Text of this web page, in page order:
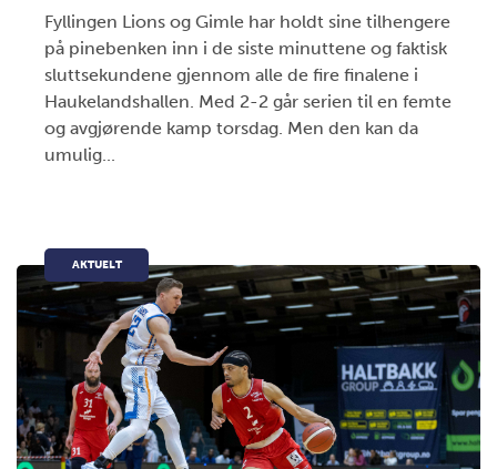
Fyllingen Lions og Gimle har holdt sine tilhengere
på pinebenken inn i de siste minuttene og faktisk
sluttsekundene gjennom alle de fire finalene i
Haukelandshallen. Med 2-2 går serien til en femte
og avgjørende kamp torsdag. Men den kan da
umulig...
AKTUELT